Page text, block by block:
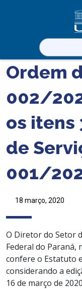
Pesquisar
por:
Ordem
002/
os itens
de
001/
18 março, 2020
O Diretor do Setor
Federal do Paraná,
confere o Estatuto
considerando a
16 de março de